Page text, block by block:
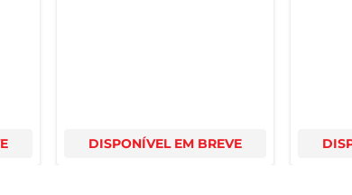
DISPONÍVEL EM BREVE